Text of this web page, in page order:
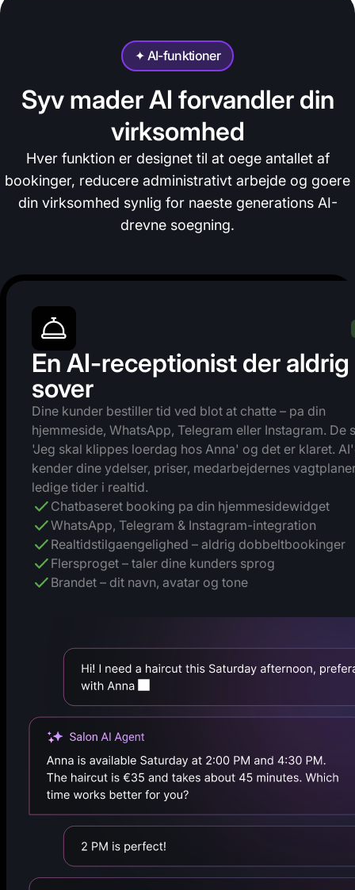
✦ AI-funktioner
Syv mader AI forvandler din
virksomhed
Hver funktion er designet til at oege antallet af
bookinger, reducere administrativt arbejde og goere
din virksomhed synlig for naeste generations AI-
drevne soegning.
En AI-receptionist der aldrig
sover
Dine kunder bestiller tid ved blot at chatte – pa din
hjemmeside, WhatsApp, Telegram eller Instagram. De
'Jeg skal klippes loerdag hos Anna' og det er klaret.
kender dine ydelser, priser, medarbejdernes
ledige tider i realtid.
Chatbaseret booking pa din hjemmesidewidget
WhatsApp, Telegram & Instagram-integration
Realtidstilgaengelighed – aldrig dobbeltbookinger
Flersproget – taler dine kunders sprog
Brandet – dit navn, avatar og tone